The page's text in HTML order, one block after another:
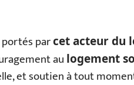
parcet acteur du
au logement
et soutien à tout